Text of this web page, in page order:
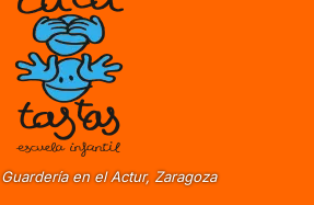
en el Actur, Zaragoza